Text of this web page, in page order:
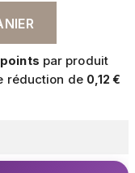
points par produit
réduction de 0,12 €